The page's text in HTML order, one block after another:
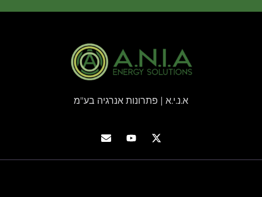
א.נ.י.א | פתרונות אנרגיה בע"מ